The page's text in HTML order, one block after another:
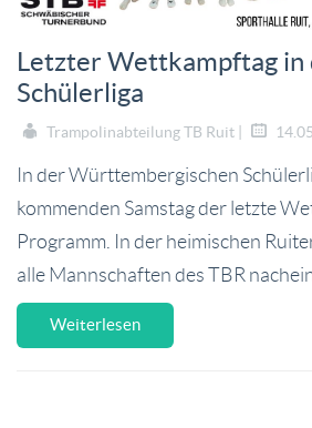
Letzter Wettkampftag
Schülerliga
Trampolinabteilung TB Ruit |
In der Württembergischen
kommenden Samstag der letzte
Programm. In der heimischen
alle Mannschaften des TBR
Weiterlesen